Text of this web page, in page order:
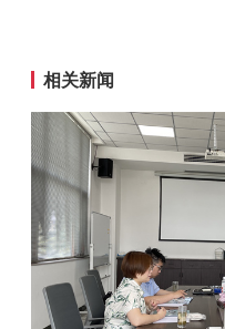
相关新闻